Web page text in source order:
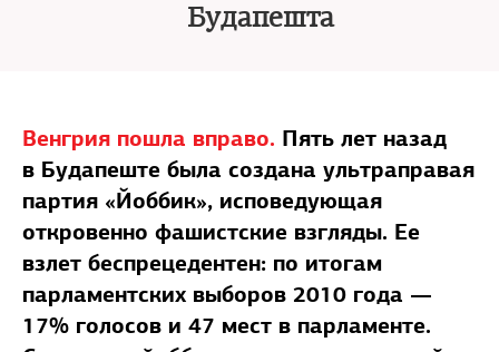
Будапешта
Венгрия пошла вправо. Пять лет назад
в Будапеште была создана ультраправая
партия «Йоббик», исповедующая
откровенно фашистские взгляды. Ее
взлет беспрецедентен: по итогам
парламентских выборов 2010 года —
17% голосов и 47 мест в парламенте.